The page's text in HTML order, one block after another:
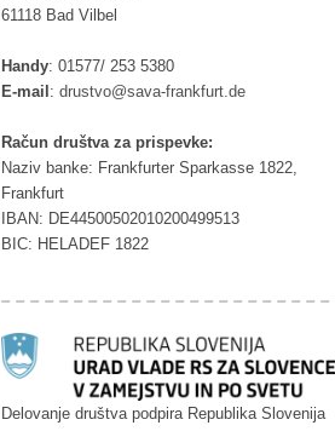
61118 Bad Vilbel
Handy: 01577/ 253 5380
E-mail : ed.tr
ufkna
rf-av
as@ov
tsurd
Račun društva za prispevke:
Naziv banke: Frankfurter Sparkasse 1822,
Frankfurt
IBAN: DE44500502010200499513
BIC: HELADEF 1822
Delovanje društva podpira Republika Slovenija